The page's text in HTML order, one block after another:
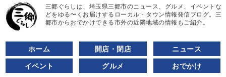
三郷ぐらしは、埼玉県三郷市のニュース、グルメ、イベントな
どをゆる〜くお届けするローカル・タウン情報発信ブログ。三
郷市からおでかけできる市外の近隣地域の情報もご紹介。
ホーム 開店・閉店 ニュース
イベント グルメ おでかけ